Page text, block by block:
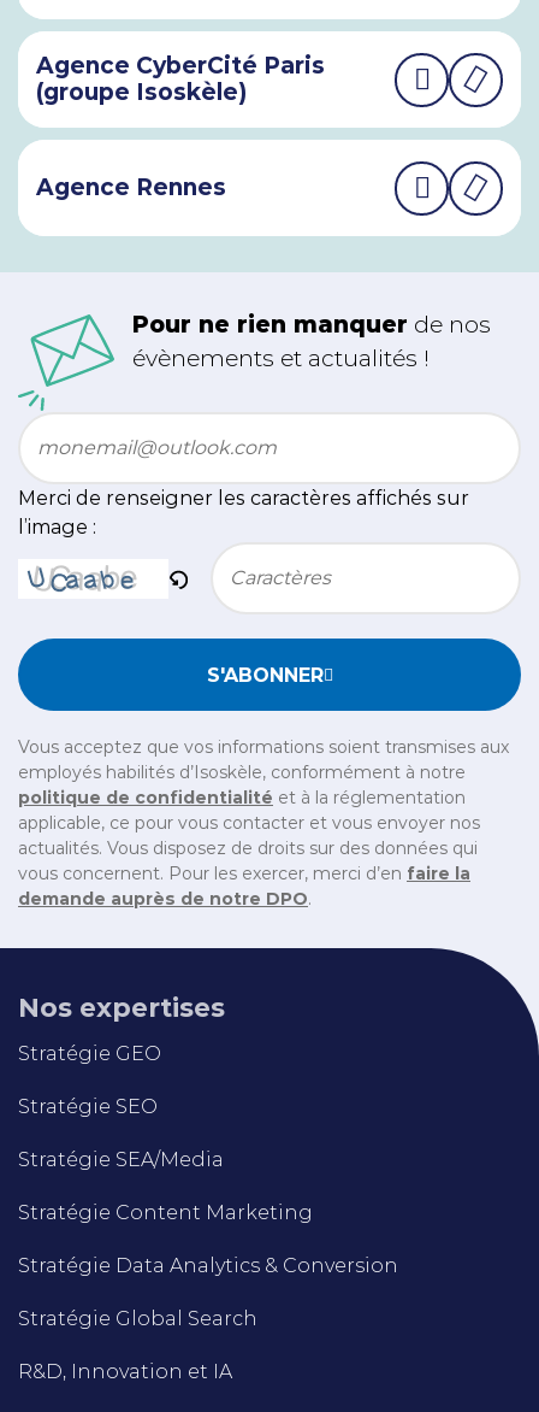
Agence CyberCité Paris
(groupe Isoskèle)
Agence Rennes
Pour ne rien manquer de nos
évènements et actualités !
Email
Merci de renseigner les caractères affichés sur
l’image :
S'ABONNER
Vous acceptez que vos informations soient transmises aux
employés habilités d’Isoskèle, conformément à notre
politique de confidentialité et à la réglementation
applicable, ce pour vous contacter et vous envoyer nos
actualités. Vous disposez de droits sur des données qui
vous concernent. Pour les exercer, merci d’en faire la
demande auprès de notre DPO.
Nos expertises
Stratégie GEO
Stratégie SEO
Stratégie SEA/Media
Stratégie Content Marketing
Stratégie Data Analytics & Conversion
Stratégie Global Search
R&D, Innovation et IA